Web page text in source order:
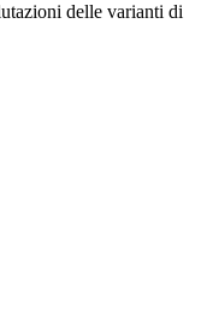
delle varianti di